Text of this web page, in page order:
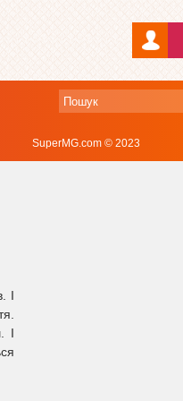
І
І
SuperMG.com © 2023